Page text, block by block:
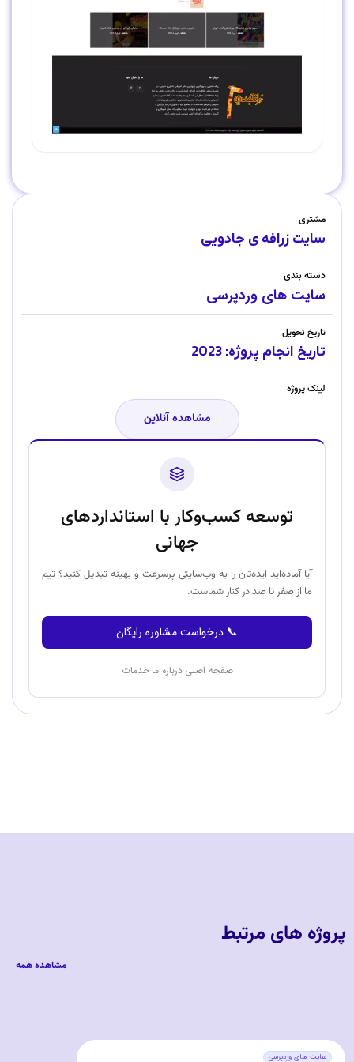
مشتری
سایت زرافه ی جادویی
دسته بندی
سایت های وردپرسی
تاریخ تحویل
تاریخ انجام پروژه: 2023
لینک پروژه
مشاهده آنلاین
توسعه کسب‌وکار با استانداردهای
جهانی
آیا آماده‌اید ایده‌تان را به وب‌سایتی پرسرعت و بهینه تبدیل کنید؟ تیم
ما از صفر تا صد در کنار شماست.
📞 درخواست مشاوره رایگان
صفحه اصلی·درباره ما·خدمات
پروژه های مرتبط
مشاهده همه
سایت های وردپرسی